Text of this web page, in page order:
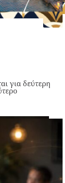
για δεύτερη